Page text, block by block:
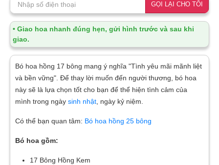
GỌI LẠI CHO TÔI
• Giao hoa nhanh đúng hẹn, gửi hình trước và sau khi
giao.
Bó hoa hồng 17 bông mang ý nghĩa "Tình yêu mãi mãnh liệt
và bền vững". Để thay lời muốn đến người thương, bó hoa
này sẽ là lựa chọn tốt cho bạn để thể hiện tình cảm của
mình trong ngày sinh nhật, ngày kỷ niệm.
Có thể bạn quan tâm: Bó hoa hồng 25 bông
Bó hoa gồm:
17 Bông Hồng Kem